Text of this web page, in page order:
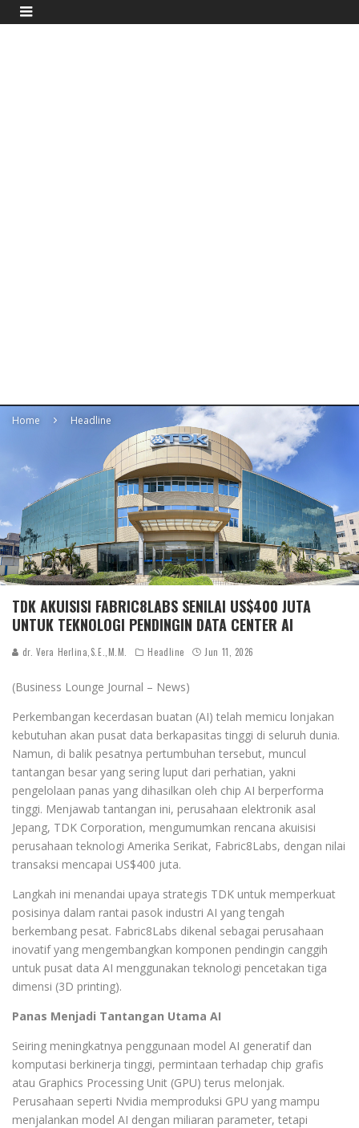
Home Headline
TDK AKUISISI FABRIC8LABS SENILAI US$400 JUTA
UNTUK TEKNOLOGI PENDINGIN DATA CENTER AI
dr. Vera Herlina,S.E.,M.M. Headline Jun 11, 2026
(Business Lounge Journal – News)
Perkembangan kecerdasan buatan (AI) telah memicu lonjakan
kebutuhan akan pusat data berkapasitas tinggi di seluruh dunia.
Namun, di balik pesatnya pertumbuhan tersebut, muncul
tantangan besar yang sering luput dari perhatian, yakni
pengelolaan panas yang dihasilkan oleh chip AI berperforma
tinggi. Menjawab tantangan ini, perusahaan elektronik asal
Jepang, TDK Corporation, mengumumkan rencana akuisisi
perusahaan teknologi Amerika Serikat, Fabric8Labs, dengan nilai
transaksi mencapai US$400 juta.
Langkah ini menandai upaya strategis TDK untuk memperkuat
posisinya dalam rantai pasok industri AI yang tengah
berkembang pesat. Fabric8Labs dikenal sebagai perusahaan
inovatif yang mengembangkan komponen pendingin canggih
untuk pusat data AI menggunakan teknologi pencetakan tiga
dimensi (3D printing).
Panas Menjadi Tantangan Utama AI
Seiring meningkatnya penggunaan model AI generatif dan
komputasi berkinerja tinggi, permintaan terhadap chip grafis
atau Graphics Processing Unit (GPU) terus melonjak.
Perusahaan seperti Nvidia memproduksi GPU yang mampu
menjalankan model AI dengan miliaran parameter, tetapi